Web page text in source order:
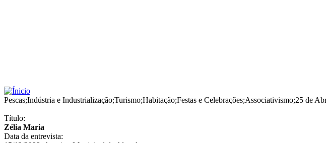
Pescas;Indústria e Industrialização;Turismo;Habitação;Festas e Celebrações;Associativismo;25 de
Título:
Zélia Maria
Data da entrevista: